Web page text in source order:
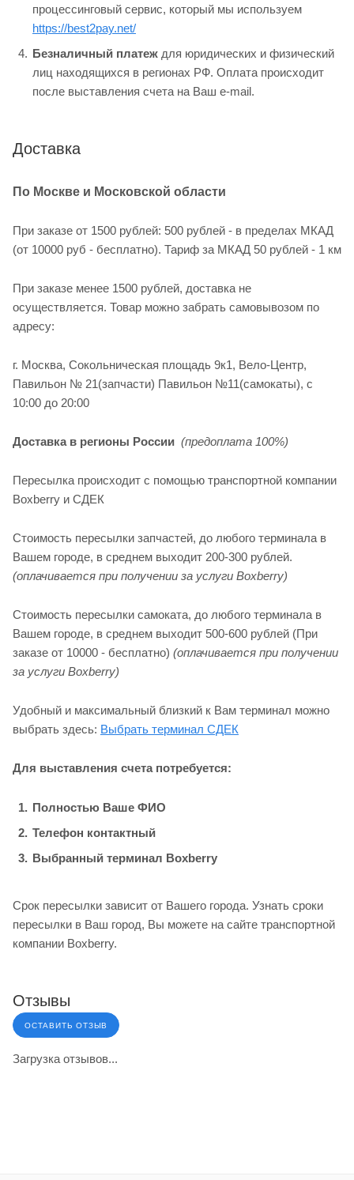
процессинговый сервис, который мы используем
https://best2pay.net/
Безналичный платеж для юридических и физический
лиц находящихся в регионах РФ. Оплата происходит
после выставления счета на Ваш e-mail.
Доставка
По Москве и Московской области
При заказе от 1500 рублей: 500 рублей - в пределах МКАД
(от 10000 руб - бесплатно). Тариф за МКАД 50 рублей - 1 км
При заказе менее 1500 рублей, доставка не
осуществляется. Товар можно забрать самовывозом по
адресу:
г. Москва, Сокольническая площадь 9к1, Вело-Центр,
Павильон № 21(запчасти) Павильон №11(cамокаты), с
10:00 до 20:00
Доставка в регионы России (предоплата 100%)
Пересылка происходит с помощью транспортной компании
Boxberry и СДЕК
Стоимость пересылки запчастей, до любого терминала в
Вашем городе, в среднем выходит 200-300 рублей.
(оплачивается при получении за услуги Boxberry)
Стоимость пересылки самоката, до любого терминала в
Вашем городе, в среднем выходит 500-600 рублей (При
заказе от 10000 - бесплатно) (оплачивается при получении
за услуги Boxberry)
Удобный и максимальный близкий к Вам терминал можно
выбрать здесь: Выбрать терминал СДЕК
Для выставления счета потребуется:
Полностью Ваше ФИО
Телефон контактный
Выбранный терминал Boxberry
Срок пересылки зависит от Вашего города. Узнать сроки
пересылки в Ваш город, Вы можете на сайте транспортной
компании Boxberry.
Отзывы
ОСТАВИТЬ ОТЗЫВ
Загрузка отзывов...